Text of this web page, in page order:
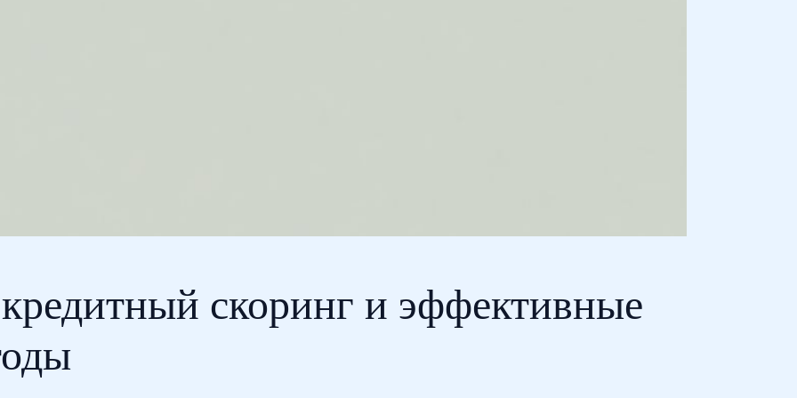
скоринг и эффективные